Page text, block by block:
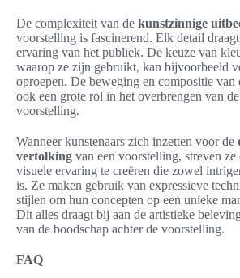
De complexiteit van de kunstzinnige
voorstelling is fascinerend. Elk detail
ervaring van het publiek. De keuze van
waarop ze zijn gebruikt, kan bijvoorbeeld
oproepen. De beweging en compositie van
ook een grote rol in het overbrengen van
voorstelling.
Wanneer kunstenaars zich inzetten voor de
vertolking van een voorstelling, streven ze
visuele ervaring te creëren die zowel
is. Ze maken gebruik van expressieve
stijlen om hun concepten op een unieke
Dit alles draagt bij aan de artistieke
van de boodschap achter de voorstelling.
FAQ